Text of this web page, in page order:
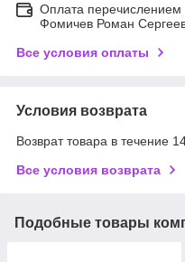
Оплата перечислением
Фомичев Роман
Все условия оплаты
Условия возврата
Возврат товара в течение
Все условия возврата
Подобные товары